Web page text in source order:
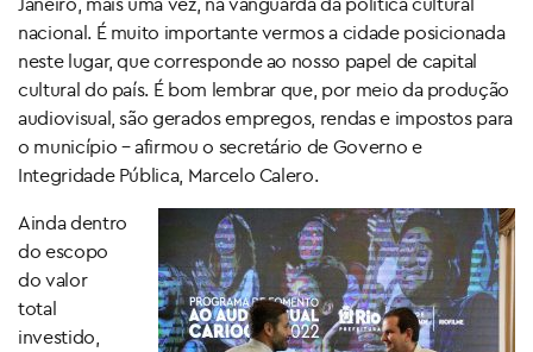
nacional. É muito importante vermos a cidade posicionada
neste lugar, que corresponde ao nosso papel de capital
cultural do país. É bom lembrar que, por meio da produção
audiovisual, são gerados empregos, rendas e impostos para
o município – afirmou o secretário de Governo e
Integridade Pública, Marcelo Calero.
Ainda dentro
do escopo
do valor
total
investido,